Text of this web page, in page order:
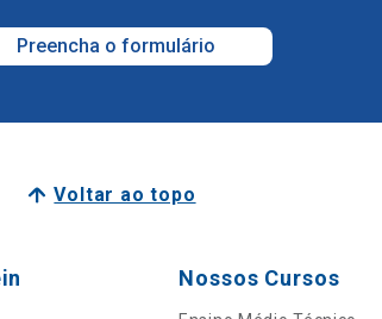
Preencha o formulário
Voltar ao topo
Nossos Cursos